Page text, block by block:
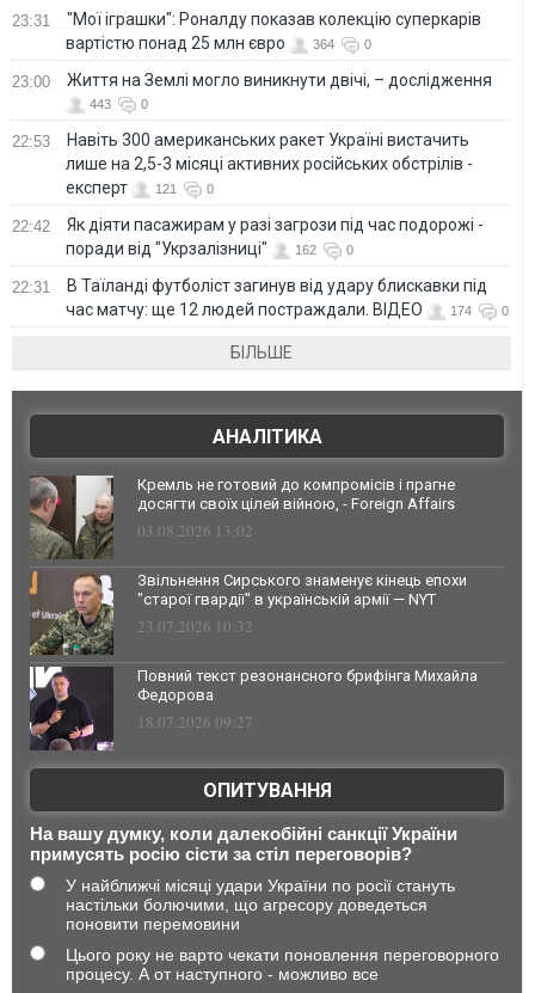
23:31
"Мої іграшки": Роналду показав колекцію суперкарів
вартістю понад 25 млн євро
364 0
23:00 Життя на Землі могло виникнути двічі, – дослідження
443 0
22:53
Навіть 300 американських ракет Україні вистачить
лише на 2,5-3 місяці активних російських обстрілів -
експерт
121 0
22:42
Як діяти пасажирам у разі загрози під час подорожі -
поради від "Укрзалізниці"
162 0
22:31
В Таїланді футболіст загинув від удару блискавки під
час матчу: ще 12 людей постраждали. ВІДЕО
174 0
БІЛЬШЕ
АНАЛІТИКА
Кремль не готовий до компромісів і прагне
досягти своїх цілей війною, - Foreign Affairs
03.08.2026 13:02
Звільнення Сирського знаменує кінець епохи
"старої гвардії" в українській армії — NYT
23.07.2026 10:32
Повний текст резонансного брифінга Михайла
Федорова
18.07.2026 09:27
ОПИТУВАННЯ
На вашу думку, коли далекобійні санкції України
примусять росію сісти за стіл переговорів?
У найближчі місяці удари України по росії стануть
настільки болючими, що агресору доведеться
поновити перемовини
Цього року не варто чекати поновлення переговорного
процесу. А от наступного - можливо все